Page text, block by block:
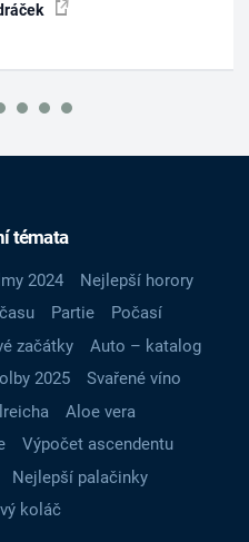
témata
2024
Nejlepší horory
Partie
Počasí
začátky
Auto – katalog
2025
Svařené víno
Aloe vera
Výpočet ascendentu
Nejlepší palačinky
koláč